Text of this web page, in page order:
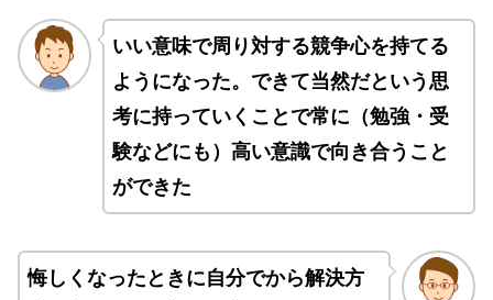
いい意味で周り対する競争心を持てる
ようになった。できて当然だという思
考に持っていくことで常に（勉強・受
験などにも）高い意識で向き合うこと
ができた
悔しくなったときに自分でから解決方